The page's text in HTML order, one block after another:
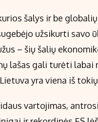
šalys ir be
užsikurti savo
– šių šalių
lašas gali turėti labai
yra viena iš
vartojimas,